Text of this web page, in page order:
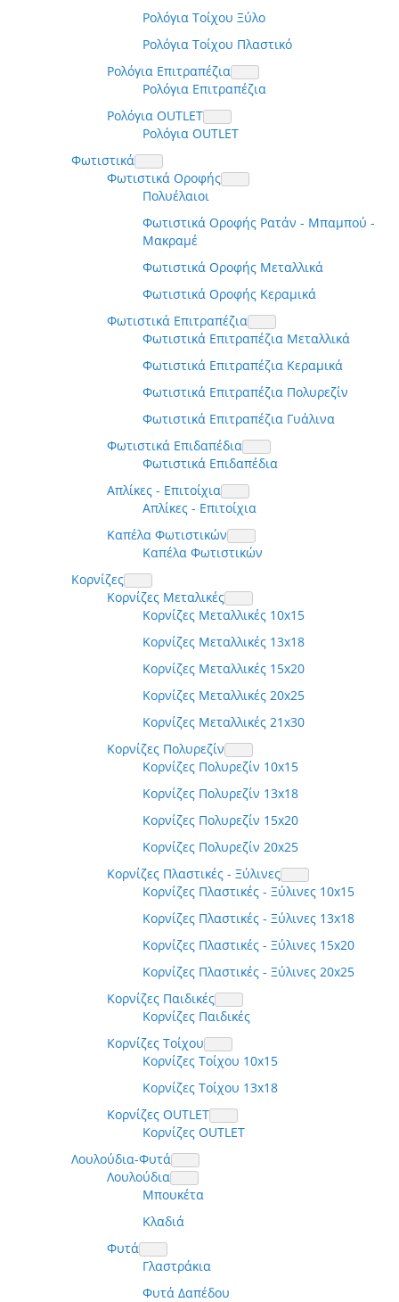
Ρολόγια Τοίχου Ξύλο
Ρολόγια Τοίχου Πλαστικό
Ρολόγια Επιτραπέζια
Ρολόγια Επιτραπέζια
Ρολόγια OUTLET
Ρολόγια OUTLET
Φωτιστικά
Φωτιστικά Οροφής
Πολυέλαιοι
Φωτιστικά Οροφής Ρατάν - Μπαμπού -
Μακραμέ
Φωτιστικά Οροφής Μεταλλικά
Φωτιστικά Οροφής Κεραμικά
Φωτιστικά Επιτραπέζια
Φωτιστικά Επιτραπέζια Μεταλλικά
Φωτιστικά Επιτραπέζια Κεραμικά
Φωτιστικά Επιτραπέζια Πολυρεζίν
Φωτιστικά Επιτραπέζια Γυάλινα
Φωτιστικά Επιδαπέδια
Φωτιστικά Επιδαπέδια
Απλίκες - Επιτοίχια
Απλίκες - Επιτοίχια
Καπέλα Φωτιστικών
Καπέλα Φωτιστικών
Κορνίζες
Κορνίζες Μεταλικές
Κορνίζες Μεταλλικές 10x15
Κορνίζες Μεταλλικές 13x18
Κορνίζες Μεταλλικές 15x20
Κορνίζες Μεταλλικές 20x25
Κορνίζες Μεταλλικές 21x30
Κορνίζες Πολυρεζίν
Κορνίζες Πολυρεζίν 10x15
Κορνίζες Πολυρεζίν 13x18
Κορνίζες Πολυρεζίν 15x20
Κορνίζες Πολυρεζίν 20x25
Κορνίζες Πλαστικές - Ξύλινες
Κορνίζες Πλαστικές - Ξύλινες 10x15
Κορνίζες Πλαστικές - Ξύλινες 13x18
Κορνίζες Πλαστικές - Ξύλινες 15x20
Κορνίζες Πλαστικές - Ξύλινες 20x25
Κορνίζες Παιδικές
Κορνίζες Παιδικές
Κορνίζες Τοίχου
Κορνίζες Τοίχου 10x15
Κορνίζες Τοίχου 13x18
Κορνίζες OUTLET
Κορνίζες OUTLET
Λουλούδια-Φυτά
Λουλούδια
Μπουκέτα
Κλαδιά
Φυτά
Γλαστράκια
Φυτά Δαπέδου